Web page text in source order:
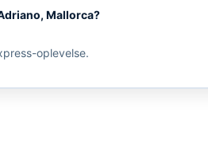
Mallorca?
oplevelse.